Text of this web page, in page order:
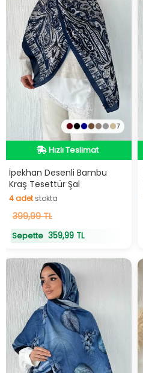
7
Hızlı Teslimat
Hızlı Teslimat
İpekhan Desenli Bambu
Kraş Tesettür Şal
4adetstokta
4adetstokta
399,99 TL
Sepette 359,99 TL